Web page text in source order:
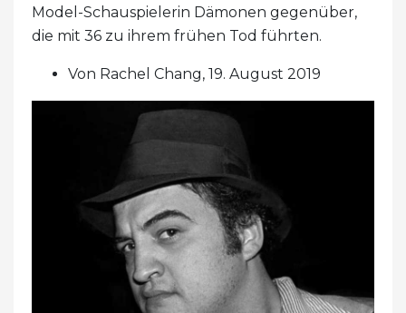
Model-Schauspielerin Dämonen gegenüber,
die mit 36 ​​zu ihrem frühen Tod führten.
Von Rachel Chang, 19. August 2019